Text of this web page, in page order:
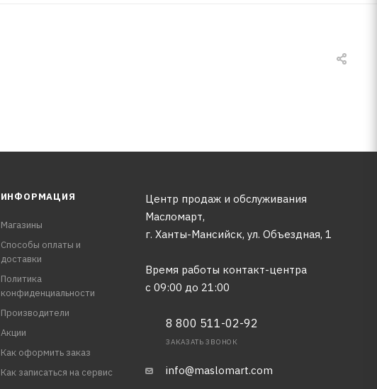
ИНФОРМАЦИЯ
Магазины
Способы оплаты и
доставки
Политика
конфиденциальности
Производители
Акции
Как оформить заказ
Как записаться на сервис
Центр продаж и обслуживания
Масломарт,
г. Ханты-Мансийск, ул. Объездная, 1
Время работы контакт-центра
с 09:00 до 21:00
8 800 511-02-92
ЗАКАЗАТЬ ЗВОНОК
info@maslomart.com